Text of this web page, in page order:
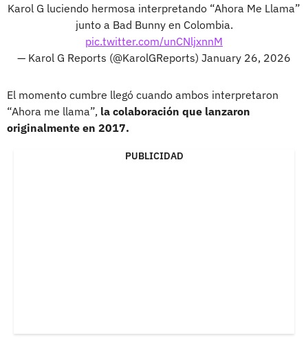
Karol G luciendo hermosa interpretando “Ahora Me Llama”
junto a Bad Bunny en Colombia.
pic.twitter.com/unCNljxnnM
— Karol G Reports (@KarolGReports) January 26, 2026
El momento cumbre llegó cuando ambos interpretaron
“Ahora me llama”, la colaboración que lanzaron
originalmente en 2017.
PUBLICIDAD